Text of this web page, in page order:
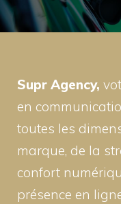
Supr Agency,
en
toutes les
marque, de la
confort
présence en